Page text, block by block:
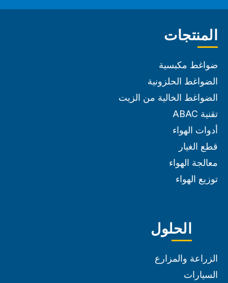
المنتجات
ضواغط مكبسية
الضواغط الحلزونية
الضواغط الخالية من الزيت
تقنية ABAC
أدوات الهواء
قطع الغيار
معالجة الهواء
توزيع الهواء
الحلول
الزراعة والمزارع
السيارات